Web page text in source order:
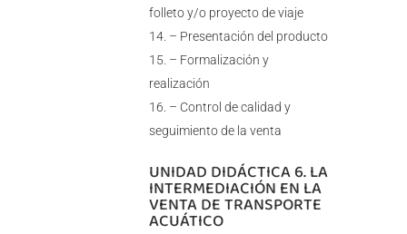
folleto y/o proyecto de viaje
– Presentación del producto
– Formalización y
realización
– Control de calidad y
seguimiento de la venta
UNIDAD DIDÁCTICA 6. LA
INTERMEDIACIÓN EN LA
VENTA DE TRANSPORTE
ACUÁTICO